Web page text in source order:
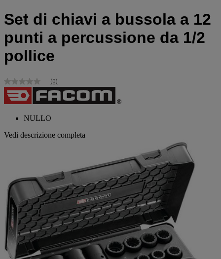
Set di chiavi a bussola a 12
punti a percussione da 1/2
pollice
Nessuna
valutazione
Stesso
(0)
NULLO
Vedi descrizione completa